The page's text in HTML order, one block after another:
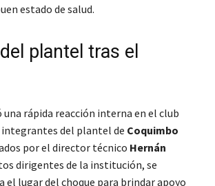
estado de salud.
plantel tras el
rápida reacción interna en el club
integrantes del plantel de Coquimbo
por el director técnico Hernán
dirigentes de la institución, se
el lugar del choque para brindar apoyo